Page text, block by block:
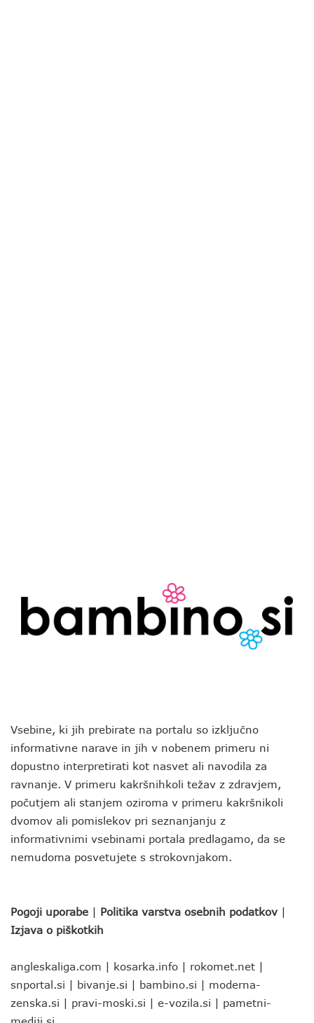
Vsebine, ki jih prebirate na portalu so izključno
informativne narave in jih v nobenem primeru ni
dopustno interpretirati kot nasvet ali navodila za
ravnanje. V primeru kakršnihkoli težav z zdravjem,
počutjem ali stanjem oziroma v primeru kakršnikoli
dvomov ali pomislekov pri seznanjanju z
informativnimi vsebinami portala predlagamo, da se
nemudoma posvetujete s strokovnjakom.
Pogoji uporabe | Politika varstva osebnih podatkov |
Izjava o piškotkih
angleskaliga.com | kosarka.info | rokomet.net |
snportal.si | bivanje.si | bambino.si | moderna-
zenska.si | pravi-moski.si | e-vozila.si | pametni-